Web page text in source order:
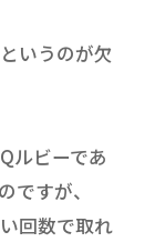
いうのが欠
ルビーであ
ですが、
回数で取れ